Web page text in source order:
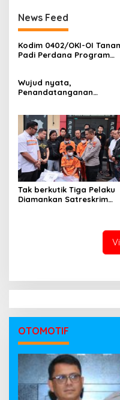
News Feed
Kodim 0402/OKI-OI
Padi Perdana Program
Wujud nyata,
Penandatanganan
Lingkungan
Pemasyarakatan
Kayuagung ( LP )
Tak berkutik Tiga Pelaku
Diamankan Satreskrim
OTOMOTIF